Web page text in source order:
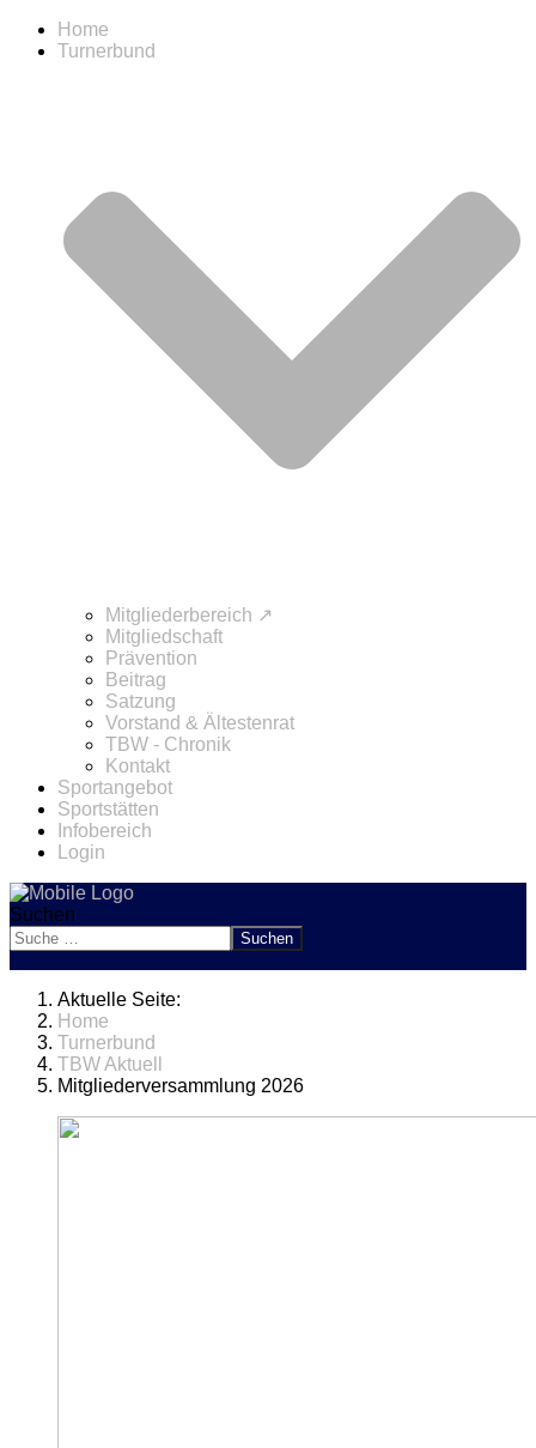
Home
Turnerbund
Mitgliederbereich ↗
Mitgliedschaft
Prävention
Beitrag
Satzung
Vorstand & Ältestenrat
TBW - Chronik
Kontakt
Sportangebot
Sportstätten
Infobereich
Login
Suchen
Suchen
Aktuelle Seite:
Home
Turnerbund
TBW Aktuell
Mitgliederversammlung 2026